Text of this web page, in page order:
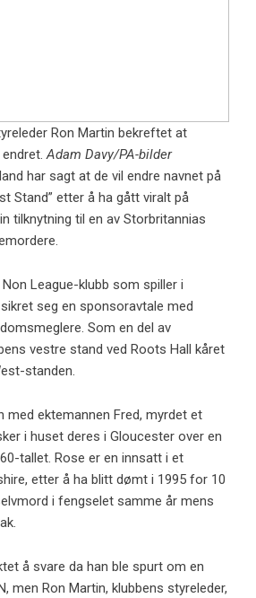
Ron Martin bekreftet at
endret.Adam Davy/PA-bilder
har sagt at de vil endre navnet på
Stand” etter å ha gått viralt på
tilknytning til en av Storbritannias
League-klubb som spiller i
seg en sponsoravtale med
Som en del av
vestre stand ved Roots Hall kåret
standen.
med ektemannen Fred, myrdet et
i huset deres i Gloucester over en
tallet. Rose er en innsatt i et
etter å ha blitt dømt i 1995 for 10
i fengselet samme år mens
å svare da han ble spurt om en
men Ron Martin, klubbens styreleder,